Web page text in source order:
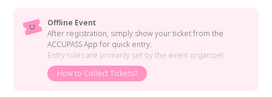
Offline Event
After registration, simply show your ticket from the
ACCUPASS App for quick entry.
Entry rules are primarily set by the event organizer.
How to Collect Tickets?